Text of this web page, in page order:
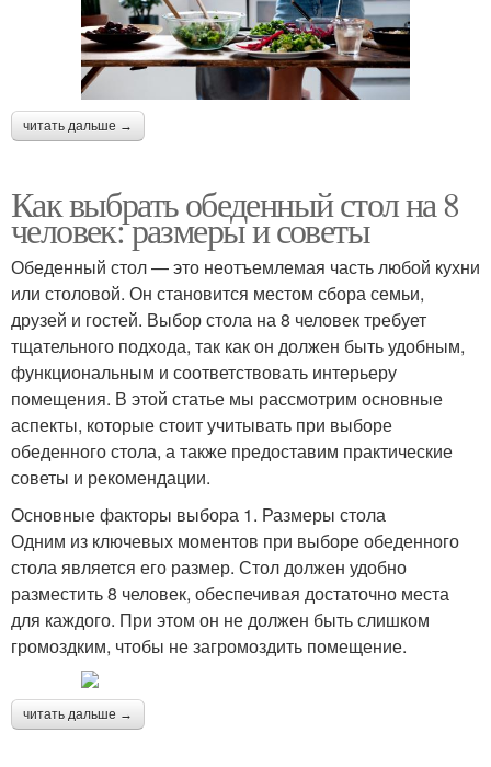
читать дальше →
Как выбрать обеденный стол на 8
человек: размеры и советы
Обеденный стол — это неотъемлемая часть любой кухни
или столовой. Он становится местом сбора семьи,
друзей и гостей. Выбор стола на 8 человек требует
тщательного подхода, так как он должен быть удобным,
функциональным и соответствовать интерьеру
помещения. В этой статье мы рассмотрим основные
аспекты, которые стоит учитывать при выборе
обеденного стола, а также предоставим практические
советы и рекомендации.
Основные факторы выбора 1. Размеры стола
Одним из ключевых моментов при выборе обеденного
стола является его размер. Стол должен удобно
разместить 8 человек, обеспечивая достаточно места
для каждого. При этом он не должен быть слишком
громоздким, чтобы не загромоздить помещение.
читать дальше →